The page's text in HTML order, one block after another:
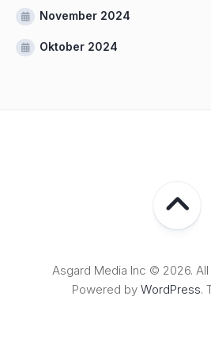
November 2024
Oktober 2024
Asgard Media Inc © 2026. All
Powered by WordPress.